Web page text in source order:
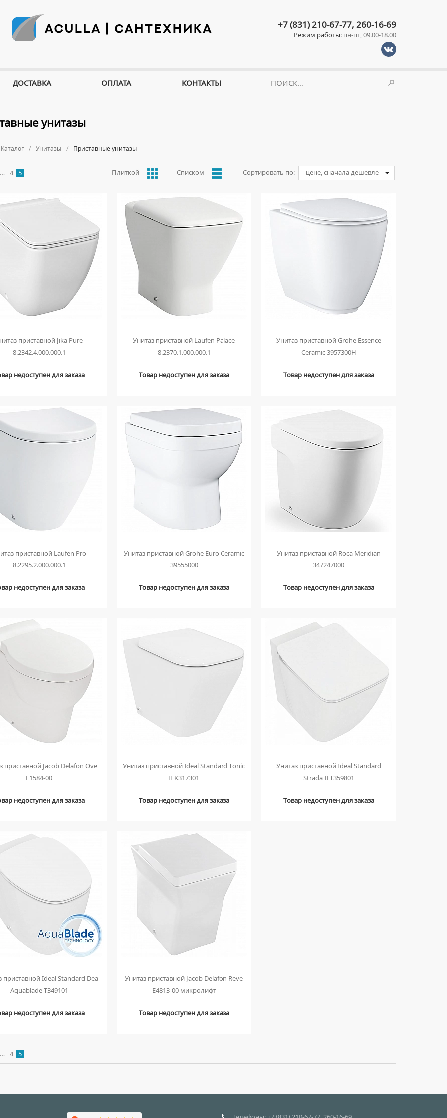
унитазы
Каталог Унитазы Приставные унитазы
Сортировать по: цене, сначала дешевле
Плиткой Списком
… 4 5
приставной Jika Pure
8.2342.4.000.000.1
недоступен для заказа
Унитаз приставной Laufen Palace
8.2370.1.000.000.1
Товар недоступен для заказа
Унитаз приставной Grohe Essence
Ceramic 3957300H
Товар недоступен для заказа
приставной Laufen Pro
8.2295.2.000.000.1
недоступен для заказа
Унитаз приставной Grohe Euro Ceramic
39555000
Товар недоступен для заказа
Унитаз приставной Roca Meridian
347247000
Товар недоступен для заказа
приставной Jacob Delafon Ove
E1584-00
недоступен для заказа
Унитаз приставной Ideal Standard Tonic
II K317301
Товар недоступен для заказа
Унитаз приставной Ideal Standard
Strada II T359801
Товар недоступен для заказа
приставной Ideal Standard Dea
Aquablade T349101
недоступен для заказа
Унитаз приставной Jacob Delafon Reve
E4813-00 микролифт
Товар недоступен для заказа
… 4 5
+7 (831) 210-67-77, 260-16-69
Режим работы: пн-пт, 09.00-18.00
ДОСТАВКА ОПЛАТА КОНТАКТЫ